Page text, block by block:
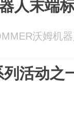
人末端
沃姆机
活动之